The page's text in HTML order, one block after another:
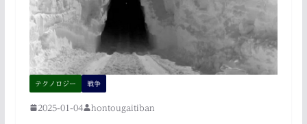
テクノロジー 戦争
2025-01-04 hontougaitiban